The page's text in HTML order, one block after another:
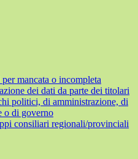
mancata o incompleta
dei dati da parte dei titolari
politici, di amministrazione, di
o di governo
consiliari regionali/provinciali